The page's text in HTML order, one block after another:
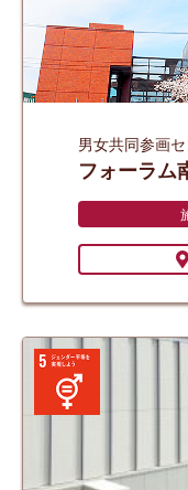
男女共同参画
フォーラム